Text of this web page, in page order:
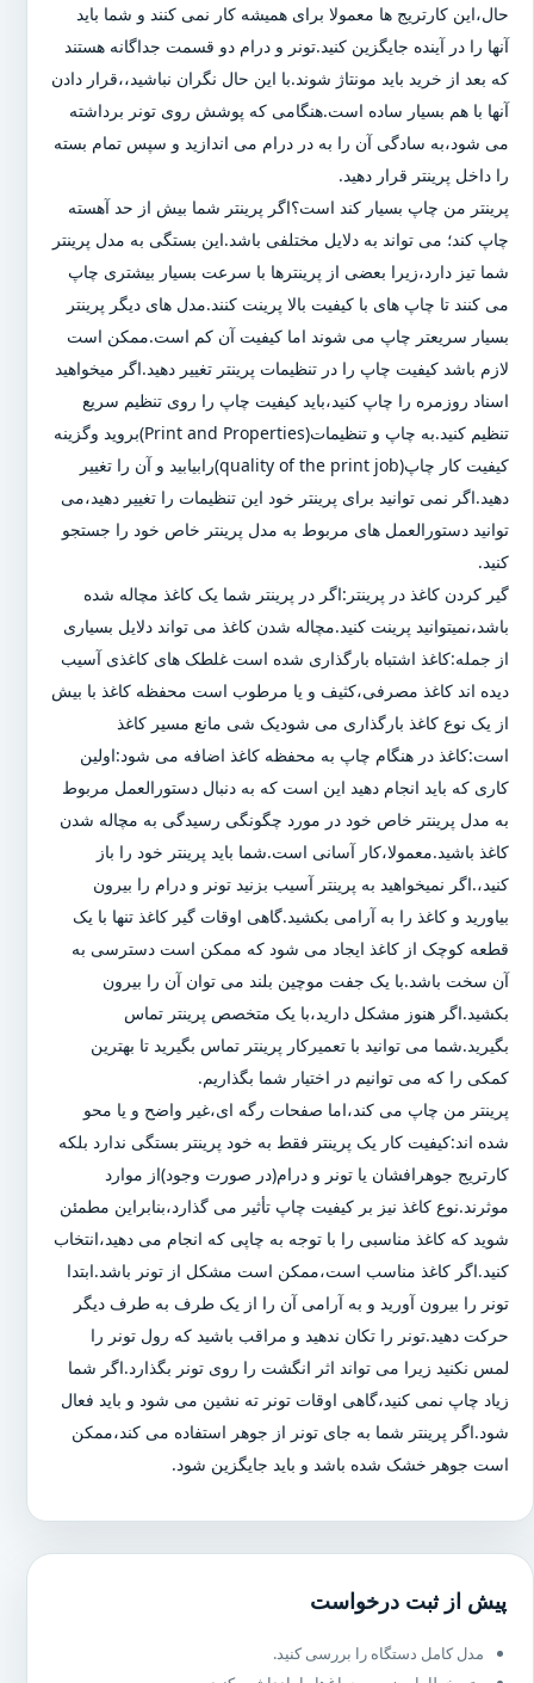
حال،این کارتریج ها معمولا برای همیشه کار نمی کنند و شما باید
آنها را در آینده جایگزین کنید.تونر و درام دو قسمت جداگانه هستند
که بعد از خرید باید مونتاژ شوند.با این حال نگران نباشید،،قرار دادن
آنها با هم بسیار ساده است.هنگامی که پوشش روی تونر برداشته
می شود،به سادگی آن را به در درام می اندازید و سپس تمام بسته
را داخل پرینتر قرار دهید.
پرینتر من چاپ بسیار کند است؟اگر پرینتر شما بیش از حد آهسته
چاپ کند؛ می تواند به دلایل مختلفی باشد.این بستگی به مدل پرینتر
شما تیز دارد،زیرا بعضی از پرینترها با سرعت بسیار بیشتری چاپ
می کنند تا چاپ های با کیفیت بالا پرینت کنند.مدل های دیگر پرینتر
بسیار سریعتر چاپ می شوند اما کیفیت آن کم است.ممکن است
لازم باشد کیفیت چاپ را در تنظیمات پرینتر تغییر دهید.اگر میخواهید
اسناد روزمره را چاپ کنید،باید کیفیت چاپ را روی تنظیم سریع
تنظیم کنید.به چاپ و تنظیمات(Print and Properties)بروید وگزینه
کیفیت کار چاپ(quality of the print job)رابیابید و آن را تغییر
دهید.اگر نمی توانید برای پرینتر خود این تنظیمات را تغییر دهید،می
توانید دستورالعمل های مربوط به مدل پرینتر خاص خود را جستجو
کنید.
گیر کردن کاغذ در پرینتر:اگر در پرینتر شما یک کاغذ مچاله شده
باشد،نمیتوانید پرینت کنید.مچاله شدن کاغذ می تواند دلایل بسیاری
از جمله:کاغذ اشتباه بارگذاری شده است غلطک های کاغذی آسیب
دیده اند کاغذ مصرفی،کثیف و یا مرطوب است محفظه کاغذ با بیش
از یک نوع کاغذ بارگذاری می شودیک شی مانع مسیر کاغذ
است:کاغذ در هنگام چاپ به محفظه کاغذ اضافه می شود:اولین
کاری که باید انجام دهید این است که به دنبال دستورالعمل مربوط
به مدل پرینتر خاص خود در مورد چگونگی رسیدگی به مچاله شدن
کاغذ باشید.معمولا،کار آسانی است.شما باید پرینتر خود را باز
کنید،.اگر نمیخواهید به پرینتر آسیب بزنید تونر و درام را بیرون
بیاورید و کاغذ را به آرامی بکشید.گاهی اوقات گیر کاغذ تنها با یک
قطعه کوچک از کاغذ ایجاد می شود که ممکن است دسترسی به
آن سخت باشد.با یک جفت موچین بلند می توان آن را بیرون
بکشید.اگر هنوز مشکل دارید،با یک متخصص پرینتر تماس
بگیرید.شما می توانید با تعمیرکار پرینتر تماس بگیرید تا بهترین
کمکی را که می توانیم در اختیار شما بگذاریم.
پرینتر من چاپ می کند،اما صفحات رگه ای،غیر واضح و یا محو
شده اند:کیفیت کار یک پرینتر فقط به خود پرینتر بستگی ندارد بلکه
کارتریج جوهرافشان یا تونر و درام(در صورت وجود)از موارد
موثرند.نوع کاغذ نیز بر کیفیت چاپ تأثیر می گذارد،بنابراین مطمئن
شوید که کاغذ مناسبی را با توجه به چاپی که انجام می دهید،انتخاب
کنید.اگر کاغذ مناسب است،ممکن است مشکل از تونر باشد.ابتدا
تونر را بیرون آورید و به آرامی آن را از یک طرف به طرف دیگر
حرکت دهید.تونر را تکان ندهید و مراقب باشید که رول تونر را
لمس نکنید زیرا می تواند اثر انگشت را روی تونر بگذارد.اگر شما
زیاد چاپ نمی کنید،گاهی اوقات تونر ته نشین می شود و باید فعال
شود.اگر پرینتر شما به جای تونر از جوهر استفاده می کند،ممکن
است جوهر خشک شده باشد و باید جایگزین شود.
پیش از ثبت درخواست
مدل کامل دستگاه را بررسی کنید.